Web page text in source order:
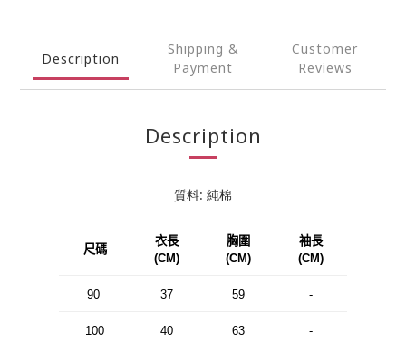
Description
Shipping &
Payment
Customer
Reviews
Description
質料: 純棉
尺碼
衣長
(CM)
胸圍
(CM)
袖長
(CM)
90 37 59 -
100 40 63 -